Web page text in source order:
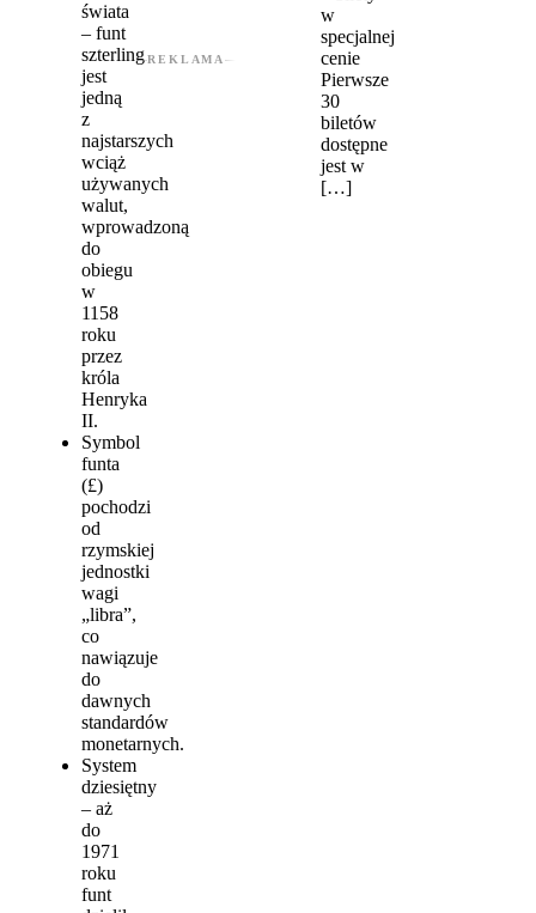
świata
– funt
szterling
jest
jedną
z
najstarszych
wciąż
używanych
walut,
wprowadzoną
do
obiegu
w
1158
roku
przez
króla
Henryka
II.
Symbol
funta
(£)
pochodzi
od
rzymskiej
jednostki
wagi
„libra”,
co
nawiązuje
do
dawnych
standardów
monetarnych.
System
dziesiętny
– aż
do
1971
roku
funt
REKLAMA
w
specjalnej
cenie
Pierwsze
30
biletów
dostępne
jest w
[…]